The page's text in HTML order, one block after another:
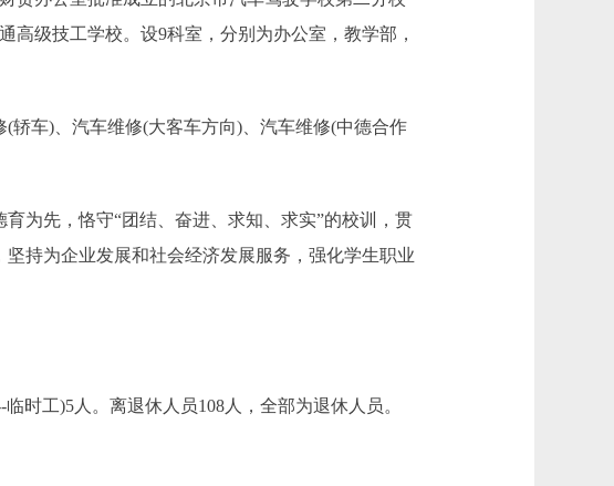
高级技工学校。设9科室，分别为办公室，教学部，
车)、汽车维修(大客车方向)、汽车维修(中德合作
为先，恪守“团结、奋进、求知、求实”的校训，贯
持为企业发展和社会经济发展服务，强化学生职业
工)5人。离退休人员108人，全部为退休人员。